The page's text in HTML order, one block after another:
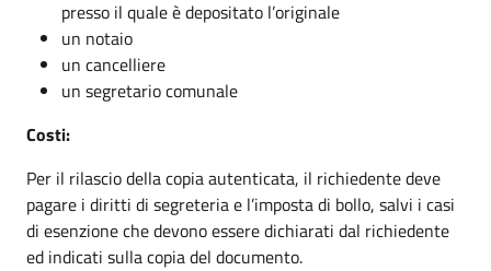
presso il quale è depositato l’originale
un notaio
un cancelliere
un segretario comunale
Costi:
Per il rilascio della copia autenticata, il richiedente deve
pagare i diritti di segreteria e l’imposta di bollo, salvi i casi
di esenzione che devono essere dichiarati dal richiedente
ed indicati sulla copia del documento.